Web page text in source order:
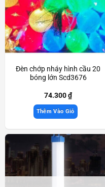
Đèn chớp nháy hình cầu 20
bóng lớn Scd3676
74.300₫
Thêm Vào Giỏ